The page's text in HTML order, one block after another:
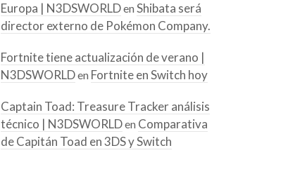
Europa | N3DSWORLDen Shibata será
director externo de Pokémon Company.
Fortnite tiene actualización de verano |
N3DSWORLDen Fortnite en Switch hoy
Captain Toad: Treasure Tracker análisis
técnico | N3DSWORLDen Comparativa
de Capitán Toad en 3DS y Switch